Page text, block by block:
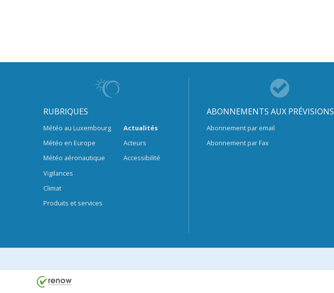
RUBRIQUES
Météo au Luxembourg
Météo en Europe
Météo aéronautique
Vigilances
Climat
Produits et services
Actualités
Acteurs
Accessibilité
ABONNEMENTS AUX PRÉVISIONS
Abonnement par email
Abonnement par Fax